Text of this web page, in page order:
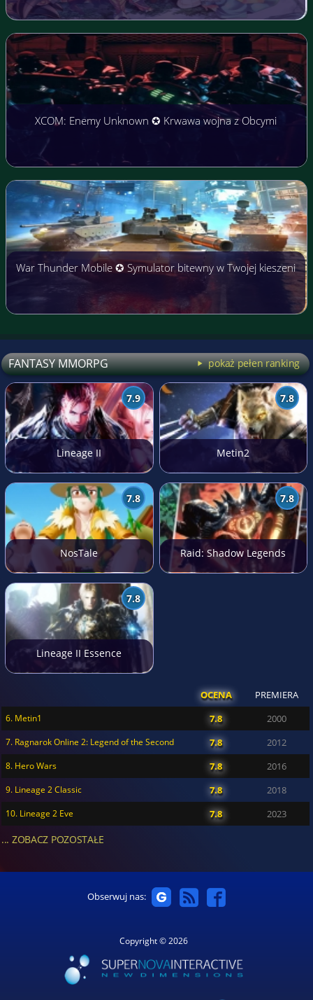
XCOM: Enemy Unknown ✪ Krwawa wojna z Obcymi
War Thunder Mobile ✪ Symulator bitewny w Twojej kieszeni
FANTASY MMORPG pokaż pełen ranking
7.9
Lineage II
7.8
Metin2
7.8
NosTale
7.8
Raid: Shadow Legends
7.8
Lineage II Essence
OCENA PREMIERA
6. Metin1 7.8 2000
7. Ragnarok Online 2: Legend of the Second 7.8 2012
8. Hero Wars 7.8 2016
9. Lineage 2 Classic 7.8 2018
10. Lineage 2 Eve 7.8 2023
... ZOBACZ POZOSTAŁE
Obserwuj nas:
Copyright © 2026